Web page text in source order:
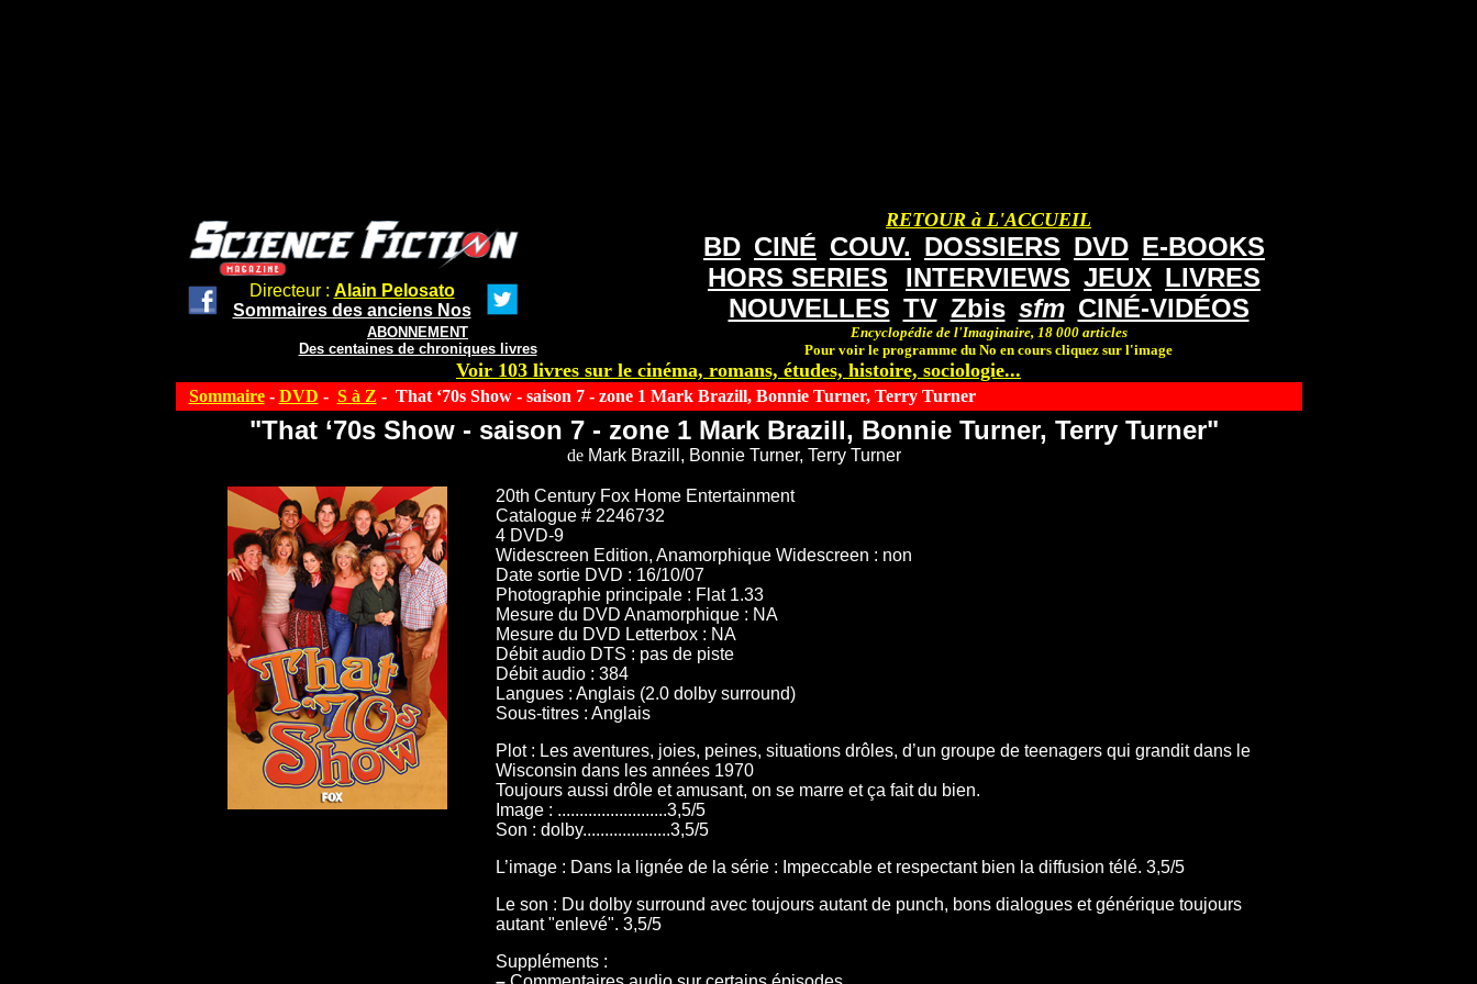
Directeur : Alain Pelosato
Sommaires des anciens Nos
ABONNEMENT
Des centaines de chroniques livres
RETOUR à L'ACCUEIL
BD CINÉ COUV. DOSSIERS DVD E-BOOKS
HORS SERIES
INTERVIEWS JEUX LIVRES
NOUVELLES TV Zbis sfm CINÉ-VIDÉOS
Encyclopédie de l'Imaginaire, 18 000 articles
Pour voir le programme du No en cours cliquez sur l'image
Voir 103 livres sur le cinéma, romans, études, histoire, sociologie...
Sommaire- DVD - S à Z - That ‘70s Show - saison 7 - zone 1 Mark Brazill, Bonnie Turner, Terry Turner
"That ‘70s Show - saison 7 - zone 1 Mark Brazill, Bonnie Turner, Terry Turner"
de Mark Brazill, Bonnie Turner, Terry Turner
20th Century Fox Home Entertainment
Catalogue # 2246732
4 DVD-9
Widescreen Edition, Anamorphique Widescreen : non
Date sortie DVD : 16/10/07
Photographie principale : Flat 1.33
Mesure du DVD Anamorphique : NA
Mesure du DVD Letterbox : NA
Débit audio DTS : pas de piste
Débit audio : 384
Langues : Anglais (2.0 dolby surround)
Sous-titres : Anglais
Plot : Les aventures, joies, peines, situations drôles, d’un groupe de teenagers qui grandit dans le
Wisconsin dans les années 1970
Toujours aussi drôle et amusant, on se marre et ça fait du bien.
Image : .........................3,5/5
Son : dolby....................3,5/5
L’image : Dans la lignée de la série : Impeccable et respectant bien la diffusion télé. 3,5/5
Le son : Du dolby surround avec toujours autant de punch, bons dialogues et générique toujours
autant "enlevé". 3,5/5
Suppléments :